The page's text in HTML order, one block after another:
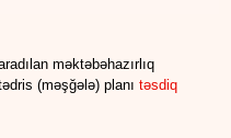
məktəbəhazırlıq
(məşğələ) planıtəsdiq